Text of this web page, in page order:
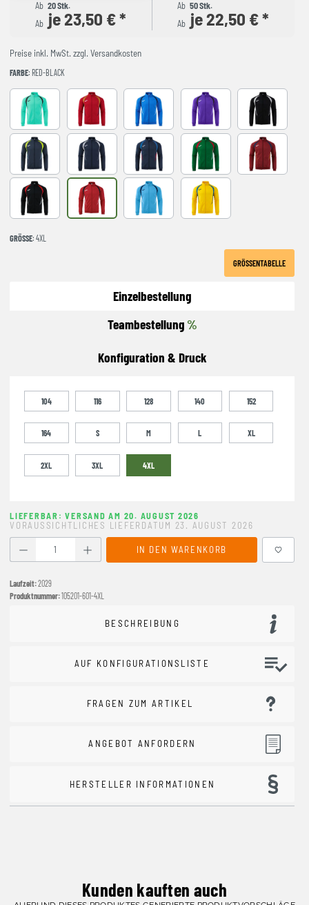
Ab 20 Stk.
Ab je 23,50 € *
Ab 50 Stk.
Ab je 22,50 € *
Preise inkl. MwSt. zzgl. Versandkosten
FARBE: RED-BLACK
LIGHT GREEN RED-NAVY ROYAL-NAVY VIOLET BLACK-GREY
DARK NAVY AMARILLO FLUOR
NAVY-GREY NAVY-ROYAL VERDE-ROJO WINE-NAVY
BLACK-RED RED-BLACK SKY BLUE-NAVY YELLOW-ROYAL
GRÖSSE : 4XL
GRÖSSENTABELLE
Einzelbestellung
Teambestellung %
Konfiguration & Druck
104 116 128 140 152
164 S M L XL
2XL 3XL 4XL
LIEFERBAR: VERSAND AM 20. AUGUST 2026
VORAUSSICHTLICHES LIEFERDATUM 23. AUGUST 2026
Produkt Anzahl: Gib den gewünschten Wert ein oder
IN DEN WARENKORB
Laufzeit:2029
Produktnummer:105201-601-4XL
BESCHREIBUNG
AUF KONFIGURATIONSLISTE
FRAGEN ZUM ARTIKEL
ANGEBOT ANFORDERN
HERSTELLER INFORMATIONEN
Kunden kauften auch